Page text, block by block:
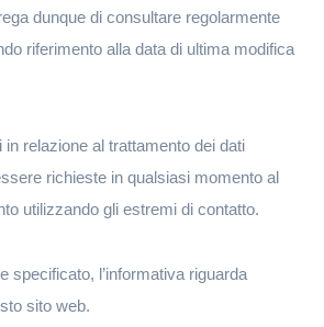
dunque di consultare regolarmente
riferimento alla data di ultima modifica
in relazione al trattamento dei dati
richieste in qualsiasi momento al
utilizzando gli estremi di contatto.
specificato, l’informativa riguarda
sito web.